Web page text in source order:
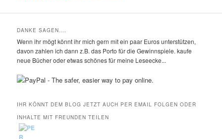
DANKE SAGEN….
Wenn ihr mögt könnt ihr mich gern mit ein paar Euros unterstützen,
davon zahlen ich dann z.B. das Porto für die Gewinnspiele. kaufe
neue Bücher oder etwas schönes für meine Leseecke...
IHR KÖNNT DEM BLOG JETZT AUCH PER EMAIL FOLGEN ODER
INHALTE MIT FREUNDEN TEILEN